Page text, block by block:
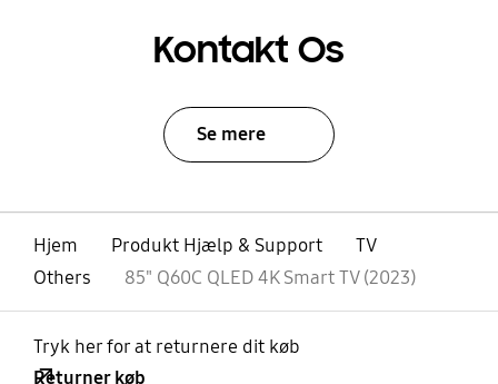
Kontakt Os
Se mere
Hjem Produkt Hjælp & Support
TV
Others
85" Q60C QLED 4K Smart TV (2023)
Tryk her for at returnere dit køb
Returner køb